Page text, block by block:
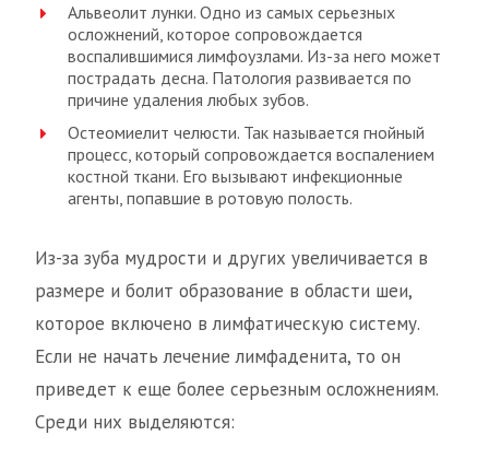
Альвеолит лунки. Одно из самых серьезных
осложнений, которое сопровождается
воспалившимися лимфоузлами. Из-за него может
пострадать десна. Патология развивается по
причине удаления любых зубов.
Остеомиелит челюсти. Так называется гнойный
процесс, который сопровождается воспалением
костной ткани. Его вызывают инфекционные
агенты, попавшие в ротовую полость.
Из-за зуба мудрости и других увеличивается в
размере и болит образование в области шеи,
которое включено в лимфатическую систему.
Если не начать лечение лимфаденита, то он
приведет к еще более серьезным осложнениям.
Среди них выделяются: